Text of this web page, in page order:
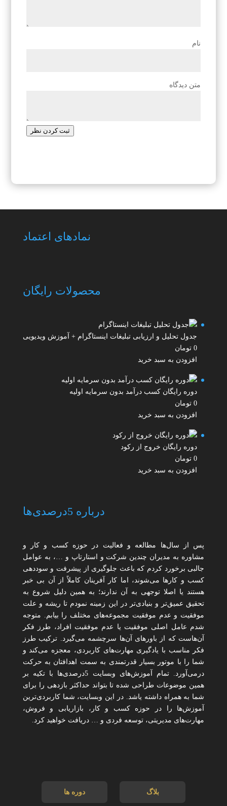
نام
متن دیدگاه
ثبت کردن نظر
نمادهای اعتماد
محصولات رایگان
جدول تحلیل و ارزیابی تبلیغات اینستاگرام + آموزش ویدیویی
0 تومان
افزودن به سبد خرید
دوره رایگان کسب درآمد بدون سرمایه اولیه
0 تومان
افزودن به سبد خرید
دوره رایگان خروج از رکود
0 تومان
افزودن به سبد خرید
درباره 5درصدی‌ها
پس از سال‌ها مطالعه و فعالیت در حوزه کسب و کار و
مشاوره به مدیران چندین شرکت و استارتاپ و …، به عوامل
جالبی برخورد کردم که باعث جلوگیری از پیشرفت و سوددهی
کسب و کارها می‌شوند، اما کار آفرینان کاملاً از آن بی خبر
هستند یا اصلا توجهی به آن ندارند؛ به همین دلیل شروع به
تحقیق عمیق‌تر و بنیادی‌تر در این زمینه نمودم تا ریشه و علت
موفقیت و عدم موفقیت مجموعه‌های مختلف را بیابم. متوجه
شدم عامل اصلی موفقیت یا عدم موفقیت افراد، طرز فکر
آن‌هاست که از باورهای آن‌ها سرچشمه می‌گیرد. ترکیب طرز
فکر مناسب با یادگیری مهارت‌های کاربردی، معجزه می‌کند و
شما را با موتور بسیار قدرتمندی به سمت اهدافتان به حرکت
درمی‌آورد. تمام آموزش‌های وبسایت 5درصدی‌ها با تکیه بر
همین موضوعات طراحی شده تا بتواند حداکثر بازدهی را برای
شما به همراه داشته یاشد. در این وبسایت، شما کاربردی‌ترین
آموزش‌ها را در حوزه کسب و کار، بازاریابی و فروش،
مهارت‌های مدیریتی، توسعه فردی و … دریافت خواهید کرد.
بلاگ دوره ها